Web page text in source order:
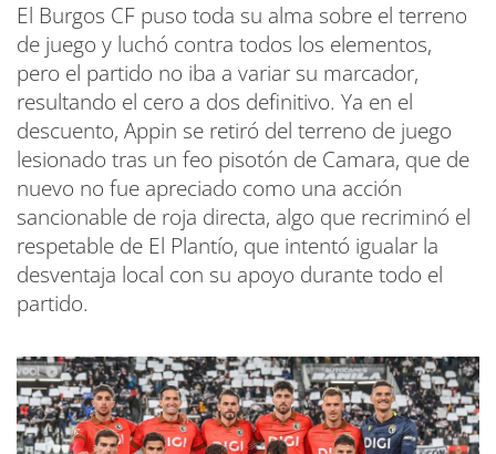
El Burgos CF puso toda su alma sobre el terreno
de juego y luchó contra todos los elementos,
pero el partido no iba a variar su marcador,
resultando el cero a dos definitivo. Ya en el
descuento, Appin se retiró del terreno de juego
lesionado tras un feo pisotón de Camara, que de
nuevo no fue apreciado como una acción
sancionable de roja directa, algo que recriminó el
respetable de El Plantío, que intentó igualar la
desventaja local con su apoyo durante todo el
partido.